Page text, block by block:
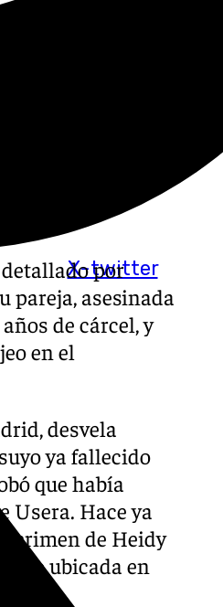
X-twitter
por
pareja, asesinada
de cárcel, y
en el
desvela
ya fallecido
que había
Usera. Hace ya
crimen de Heidy
ubicada en